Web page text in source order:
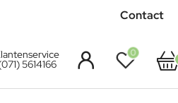
Contact
5614166
0